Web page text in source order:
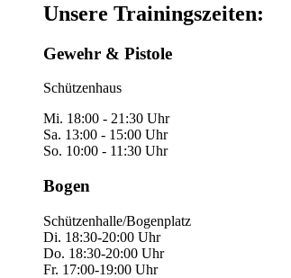
Unsere Trainingszeiten:
Gewehr & Pistole
Schützenhaus
Mi. 18:00 - 21:30 Uhr
Sa. 13:00 - 15:00 Uhr
So. 10:00 - 11:30 Uhr
Bogen
Schützenhalle/Bogenplatz
Di. 18:30-20:00 Uhr
Do. 18:30-20:00 Uhr
Fr. 17:00-19:00 Uhr